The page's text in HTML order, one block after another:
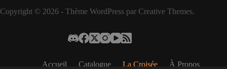
Copyright © 2026 - Thème WordPress par Creative Themes.
Accueil Catalogue La Croisée À Propos